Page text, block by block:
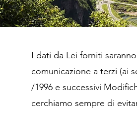
I dati da Lei forniti
comunicazione a terzi (ai
/1996 e successivi
cerchiamo sempre di